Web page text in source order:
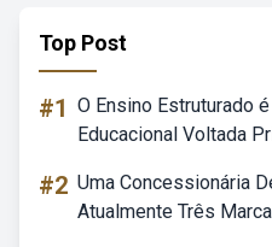
Top Post
#1 O Ensino Estruturado
Educacional Voltada
#2 Uma Concessionária
Atualmente Três